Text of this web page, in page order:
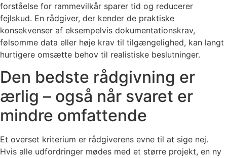
forståelse for rammevilkår sparer tid og reducerer
fejlskud. En rådgiver, der kender de praktiske
konsekvenser af eksempelvis dokumentationskrav,
følsomme data eller høje krav til tilgængelighed, kan langt
hurtigere omsætte behov til realistiske beslutninger.
Den bedste rådgivning er
ærlig – også når svaret er
mindre omfattende
Et overset kriterium er rådgiverens evne til at sige nej.
Hvis alle udfordringer mødes med et større projekt, en ny